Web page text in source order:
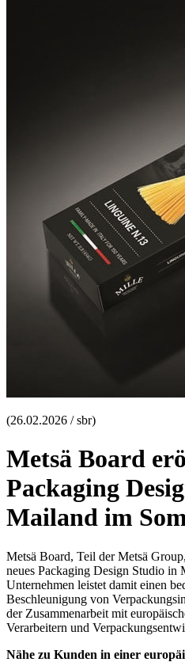
(26.02.2026 / sbr)
Metsä Board
Packaging
Mailand im
Metsä Board, Teil der Metsä
neues Packaging Design Studio in
Unternehmen leistet damit einen
Beschleunigung von
der Zusammenarbeit mit
Verarbeitern und
Nähe zu Kunden in einer